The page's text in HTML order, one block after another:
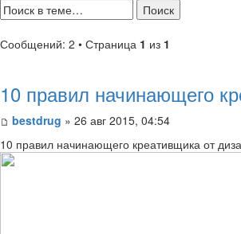
Сообщений: 2 • Страница 1 из 1
10 правил начинающего
bestdrug » 26 авг 2015, 04:54
10 правил начинающего креативщика от